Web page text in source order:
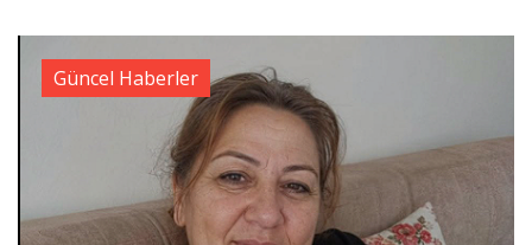
Güncel Haberler